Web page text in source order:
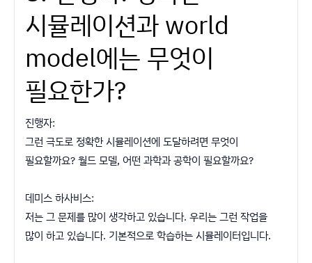
시뮬레이션과 world
model에는 무엇이
필요한가?
진행자:
그런 극도로 정확한 시뮬레이션에 도달하려면 무엇이
필요할까요? 월드 모델, 어떤 과학과 공학이 필요할까요?
데미스 하사비스:
저는 그 문제를 많이 생각하고 있습니다. 우리는 그런 작업을
많이 하고 있습니다. 기본적으로 학습하는 시뮬레이터입니다.